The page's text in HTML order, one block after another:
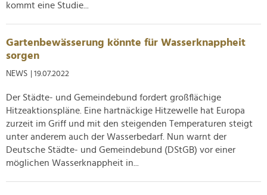
kommt eine Studie...
Gartenbewässerung könnte für Wasserknappheit
sorgen
NEWS | 19.07.2022
Der Städte- und Gemeindebund fordert großflächige
Hitzeaktionspläne. Eine hartnäckige Hitzewelle hat Europa
zurzeit im Griff und mit den steigenden Temperaturen steigt
unter anderem auch der Wasserbedarf. Nun warnt der
Deutsche Städte- und Gemeindebund (DStGB) vor einer
möglichen Wasserknappheit in...